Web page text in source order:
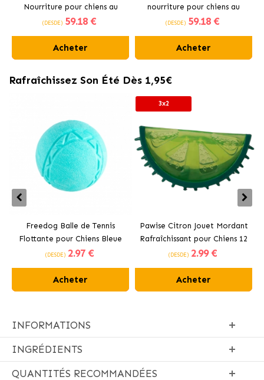
Nourriture pour chiens au
poulet
(DESDE) 59.18 €
Acheter
nourriture pour chiens au
poulet
(DESDE) 59.18 €
Acheter
Rafraîchissez Son Été Dès 1,95€
Freedog Balle de Tennis
Flottante pour Chiens Bleue
(DESDE) 2.97 €
Acheter
3x2
Pawise Citron Jouet Mordant
Rafraîchissant pour Chiens 12
cm
(DESDE) 2.99 €
Acheter
INFORMATIONS
INGRÉDIENTS
QUANTITÉS RECOMMANDÉES